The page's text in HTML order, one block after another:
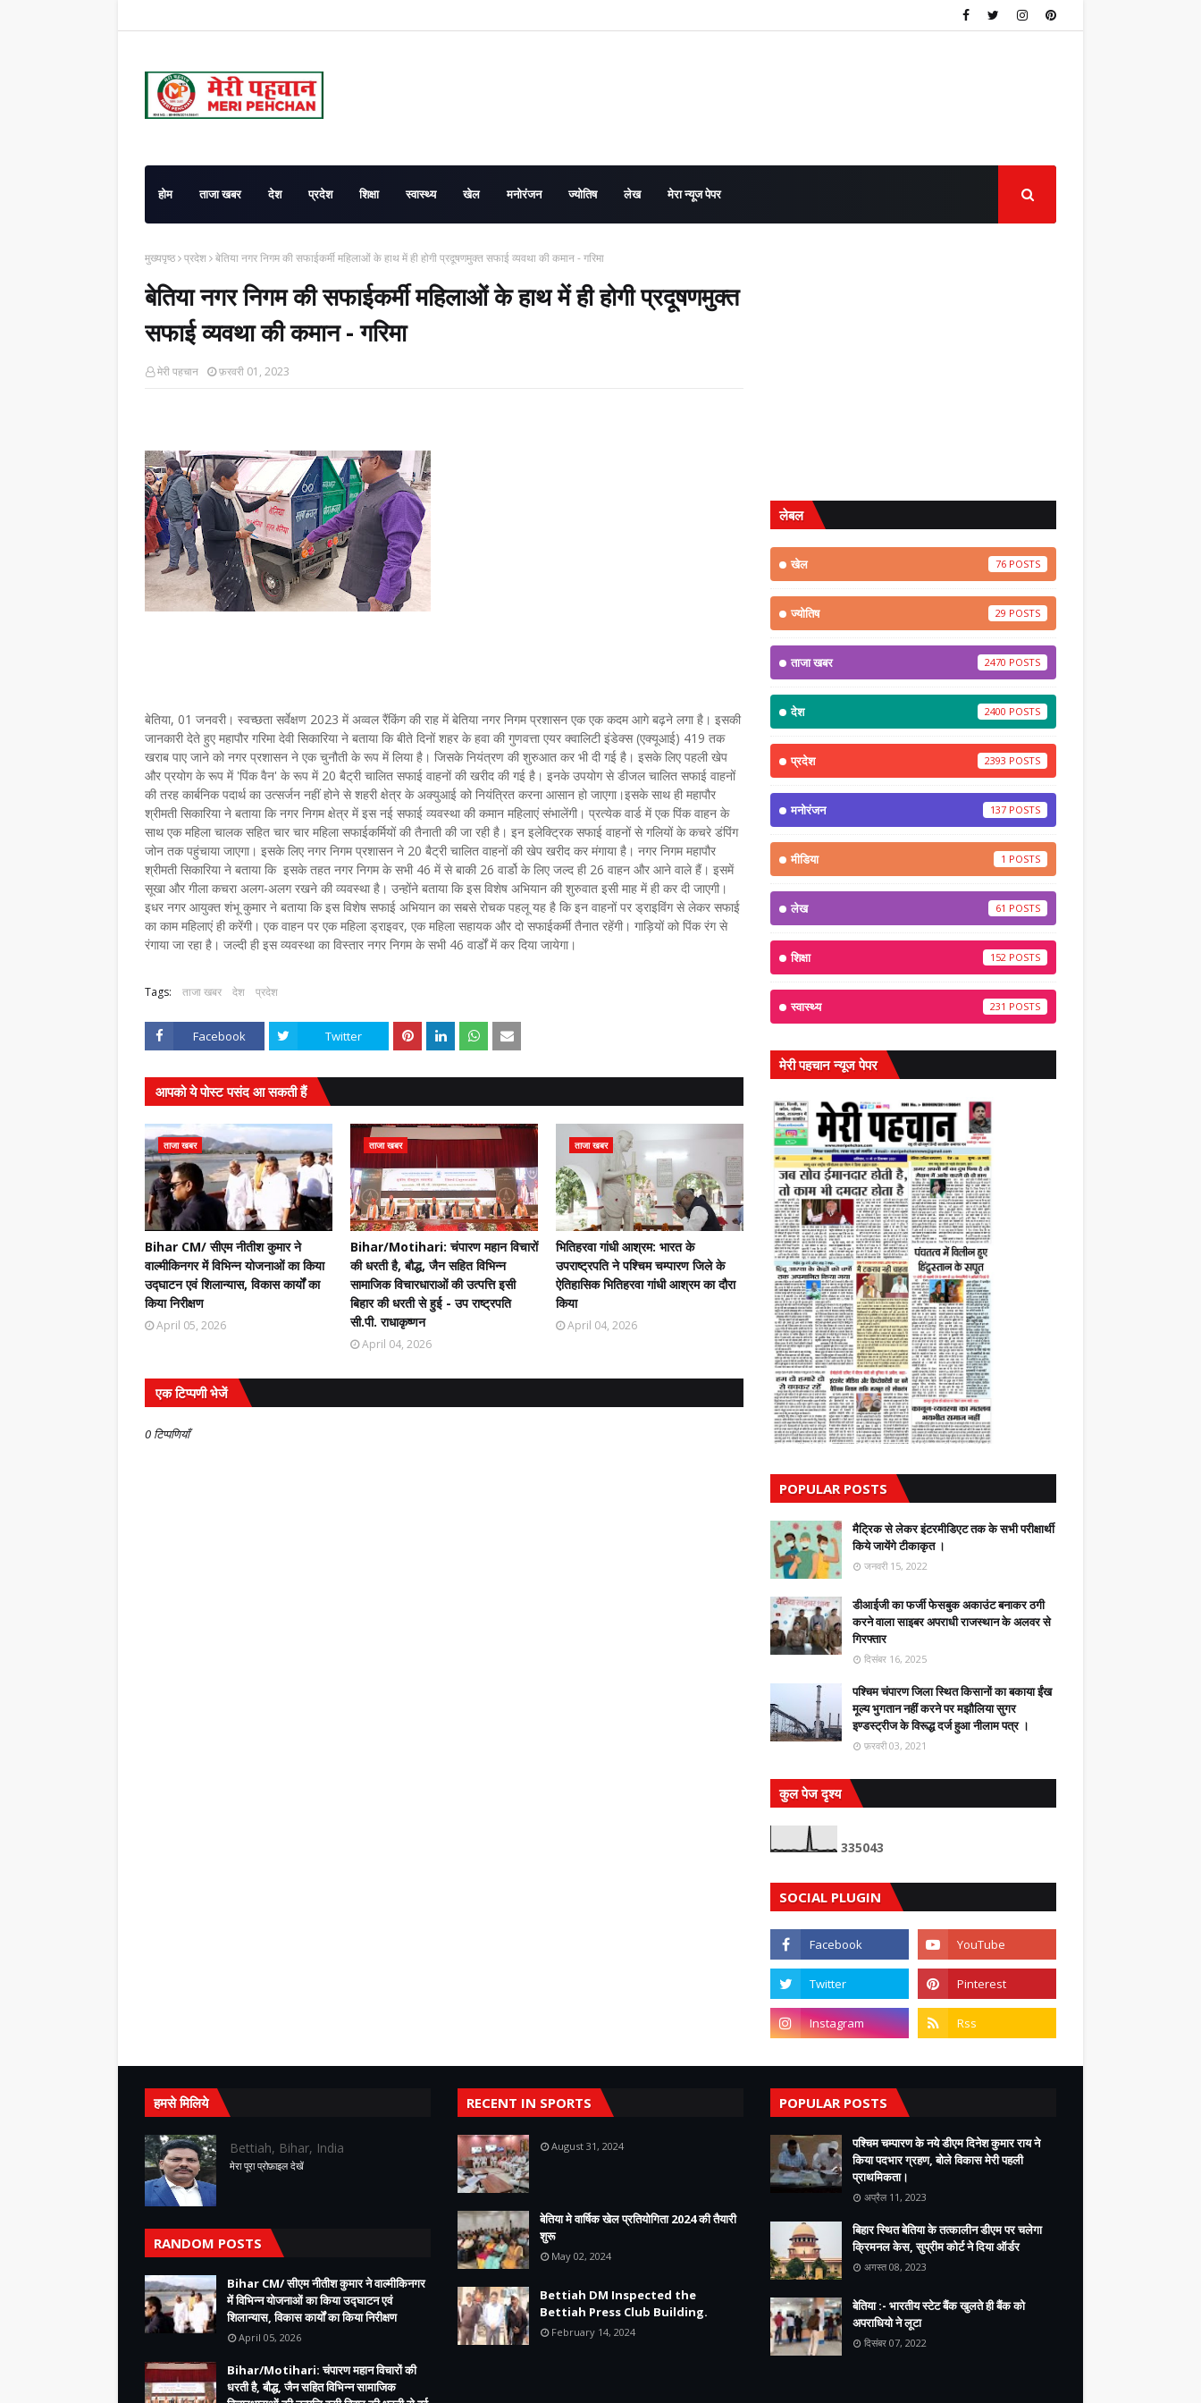
होम ताजा खबर देश प्रदेश शिक्षा स्वास्थ्य खेल मनोरंजन ज्योतिष लेख मेरा न्यूज पेपर
मुख्यपृष्ठ प्रदेश बेतिया नगर निगम की सफाईकर्मी महिलाओं के हाथ में ही होगी प्रदूषणमुक्त सफाई व्यवथा की कमान - गरिमा
बेतिया नगर निगम की सफाईकर्मी महिलाओं के हाथ में ही होगी प्रदूषणमुक्त
सफाई व्यवथा की कमान - गरिमा
मेरी पहचान फ़रवरी 01, 2023
बेतिया, 01 जनवरी। स्वच्छता सर्वेक्षण 2023 में अव्वल रैंकिंग की राह में बेतिया नगर निगम प्रशासन एक एक कदम आगे बढ़ने लगा है। इसकी
जानकारी देते हुए महापौर गरिमा देवी सिकारिया ने बताया कि बीते दिनों शहर के हवा की गुणवत्ता एयर क्वालिटी इंडेक्स (एक्यूआई) 419 तक
खराब पाए जाने को नगर प्रशासन ने एक चुनौती के रूप में लिया है। जिसके नियंत्रण की शुरुआत कर भी दी गई है। इसके लिए पहली खेप
और प्रयोग के रूप में 'पिंक वैन' के रूप में 20 बैट्री चालित सफाई वाहनों की खरीद की गई है। इनके उपयोग से डीजल चालित सफाई वाहनों
की तरह कार्बनिक पदार्थ का उत्सर्जन नहीं होने से शहरी क्षेत्र के अक्युआई को नियंत्रित करना आसान हो जाएगा।इसके साथ ही महापौर
श्रीमती सिकारिया ने बताया कि नगर निगम क्षेत्र में इस नई सफाई व्यवस्था की कमान महिलाएं संभालेंगी। प्रत्येक वार्ड में एक पिंक वाहन के
साथ एक महिला चालक सहित चार चार महिला सफाईकर्मियों की तैनाती की जा रही है। इन इलेक्ट्रिक सफाई वाहनों से गलियों के कचरे डंपिंग
जोन तक पहुंचाया जाएगा। इसके लिए नगर निगम प्रशासन ने 20 बैट्री चालित वाहनों की खेप खरीद कर मंगाया है। नगर निगम महापौर
श्रीमती सिकारिया ने बताया कि इसके तहत नगर निगम के सभी 46 में से बाकी 26 वार्डो के लिए जल्द ही 26 वाहन और आने वाले हैं। इसमें
सूखा और गीला कचरा अलग-अलग रखने की व्यवस्था है। उन्होंने बताया कि इस विशेष अभियान की शुरुवात इसी माह में ही कर दी जाएगी।
इधर नगर आयुक्त शंभू कुमार ने बताया कि इस विशेष सफाई अभियान का सबसे रोचक पहलू यह है कि इन वाहनों पर ड्राइविंग से लेकर सफाई
का काम महिलाएं ही करेंगी। एक वाहन पर एक महिला ड्राइवर, एक महिला सहायक और दो सफाईकर्मी तैनात रहेंगी। गाड़ियों को पिंक रंग से
रंगाया जा रहा है। जल्दी ही इस व्यवस्था का विस्तार नगर निगम के सभी 46 वार्डों में कर दिया जायेगा।
Tags: ताजा खबर देश प्रदेश
Facebook Twitter
आपको ये पोस्ट पसंद आ सकती हैं
ताजा खबर
Bihar CM/ सीएम नीतीश कुमार ने
वाल्मीकिनगर में विभिन्न योजनाओं का किया
उद्घाटन एवं शिलान्यास, विकास कार्यों का
किया निरीक्षण
April 05, 2026
ताजा खबर
Bihar/Motihari: चंपारण महान विचारों
की धरती है, बौद्ध, जैन सहित विभिन्न
सामाजिक विचारधाराओं की उत्पत्ति इसी
बिहार की धरती से हुई - उप राष्ट्रपति
सी.पी. राधाकृष्णन
April 04, 2026
ताजा खबर
भितिहरवा गांधी आश्रम: भारत के
उपराष्ट्रपति ने पश्चिम चम्पारण जिले के
ऐतिहासिक भितिहरवा गांधी आश्रम का दौरा
किया
April 04, 2026
एक टिप्पणी भेजें
0 टिप्पणियाँ
लेबल
खेल 76
ज्योतिष 29
ताजा खबर 2470
देश 2400
प्रदेश 2393
मनोरंजन 137
मीडिया 1
लेख 61
शिक्षा 152
स्वास्थ्य 231
मेरी पहचान न्यूज पेपर
POPULAR POSTS
मैट्रिक से लेकर इंटरमीडिएट तक के सभी परीक्षार्थी
किये जायेंगे टीकाकृत ।
जनवरी 15, 2022
डीआईजी का फर्जी फेसबुक अकाउंट बनाकर ठगी
करने वाला साइबर अपराधी राजस्थान के अलवर से
गिरफ्तार
दिसंबर 16, 2025
पश्चिम चंपारण जिला स्थित किसानों का बकाया ईंख
मूल्य भुगतान नहीं करने पर मझौलिया सुगर
इण्डस्ट्रीज के विरूद्ध दर्ज हुआ नीलाम पत्र ।
फ़रवरी 03, 2021
कुल पेज दृश्य
335043
SOCIAL PLUGIN
हमसे मिलिये
Bettiah, Bihar, India
मेरा पूरा प्रोफ़ाइल देखें
RANDOM POSTS
Bihar CM/ सीएम नीतीश कुमार ने वाल्मीकिनगर
में विभिन्न योजनाओं का किया उद्घाटन एवं
शिलान्यास, विकास कार्यों का किया निरीक्षण
April 05, 2026
Bihar/Motihari: चंपारण महान विचारों की
धरती है, बौद्ध, जैन सहित विभिन्न सामाजिक
RECENT IN SPORTS
August 31, 2024
बेतिया मे वार्षिक खेल प्रतियोगिता 2024 की तैयारी
शुरू
May 02, 2024
Bettiah DM Inspected the
Bettiah Press Club Building.
February 14, 2024
POPULAR POSTS
पश्चिम चम्पारण के नये डीएम दिनेश कुमार राय ने
किया पदभार ग्रहण, बोले विकास मेरी पहली
प्राथमिकता।
अप्रैल 11, 2023
बिहार स्थित बेतिया के तत्कालीन डीएम पर चलेगा
क्रिमनल केस, सुप्रीम कोर्ट ने दिया ऑर्डर
अगस्त 08, 2023
बेतिया :- भारतीय स्टेट बैंक खुलते ही बैंक को
अपराधियो ने लूटा
दिसंबर 07, 2022